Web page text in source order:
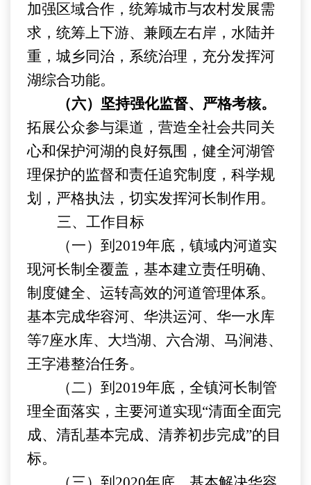
加强区域合作，统筹城市与农村发展需
求，统筹上下游、兼顾左右岸，水陆并
重，城乡同治，系统治理，充分发挥河
湖综合功能。
（六）坚持强化监督、严格考核。
拓展公众参与渠道，营造全社会共同关
心和保护河湖的良好氛围， 健全河湖管
理保护的监督和责任追究制度，科学规
划，严格执法，切实发挥河长制作用 。
三、 工作目标
（一）到 2019年底，镇域内河道实
现河长制全覆盖，基本建立责任明确、
制度健全、运转高效的河道管理体系。
基本完成华容河、华洪运河、华一水库
等7座水库、大垱湖、六合湖、马涧港、
王字港整治任务。
（二）到 2019年底，全镇河长制管
理全面落实，主要河道实现“清面全面完
成、清乱基本完成、清养初步完成”的目
标。